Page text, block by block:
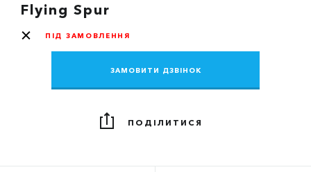
Flying Spur
ПІД ЗАМОВЛЕННЯ
ЗАМОВИТИ ДЗВІНОК
ПОДІЛИТИСЯ